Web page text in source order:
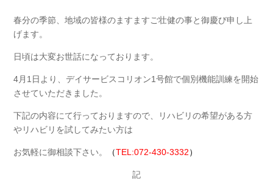
春分の季節、地域の皆様のますますご壮健の事と御慶び申し上
げます。
日頃は大変お世話になっております。
4月1日より、デイサービスコリオン1号館で個別機能訓練を開始
させていただきました。
下記の内容にて行っておりますので、リハビリの希望がある方
やリハビリを試してみたい方は
お気軽に御相談下さい。 （TEL:072-430-3332）
記